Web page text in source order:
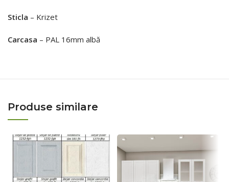
Sticla – Krizet
Carcasa – PAL 16mm albă
Produse similare